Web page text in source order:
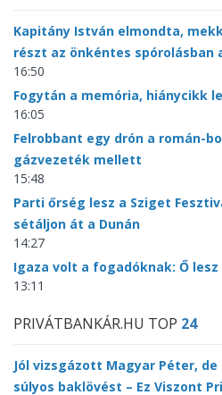
Kapitány István elmondta,
részt az önkéntes spórolásban
16:50
Fogytán a memória, hiánycikk
16:05
Felrobbant egy drón a román-
gázvezeték mellett
15:48
Parti őrség lesz a Sziget
sétáljon át a Dunán
14:27
Igaza volt a fogadóknak: Ő
13:11
PRIVÁTBANKÁR.HU TOP 24
Jól vizsgázott Magyar Péter,
súlyos baklövést – Ez Viszont